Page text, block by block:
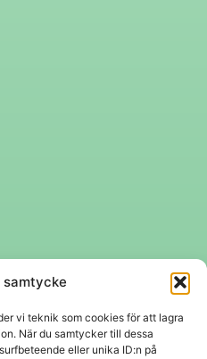
samtycke
vi teknik som cookies för att lagra
När du samtycker till dessa
eller unika ID:n på